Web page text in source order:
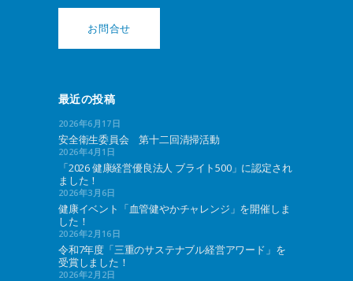
お問合せ
最近の投稿
2026年6月17日
安全衛生委員会 第十二回清掃活動
2026年4月1日
「2026 健康経営優良法人 ブライト500」に認定され
ました！
2026年3月6日
健康イベント「血管健やかチャレンジ」を開催しま
した！
2026年2月16日
令和7年度「三重のサステナブル経営アワード」を
受賞しました！
2026年2月2日